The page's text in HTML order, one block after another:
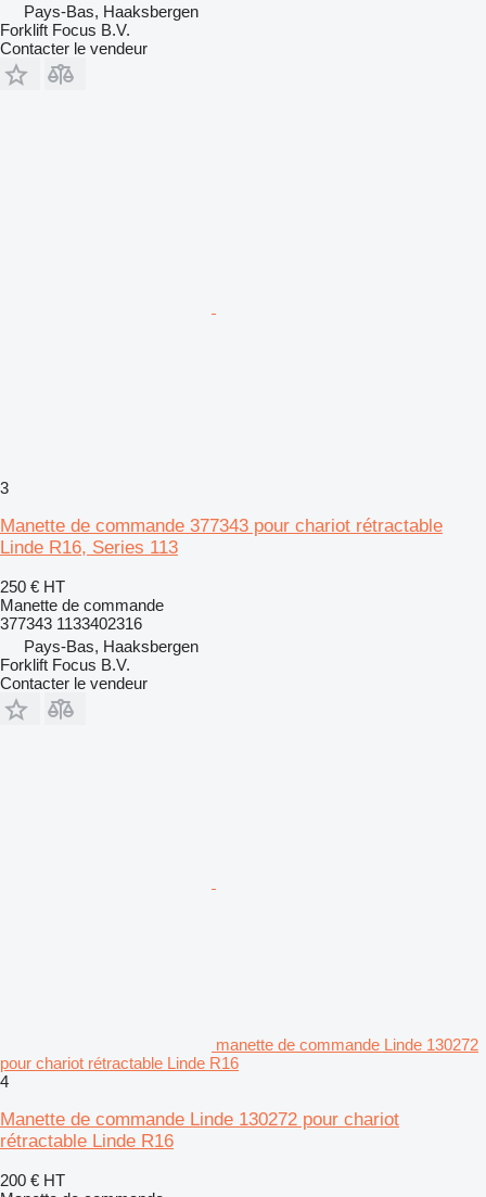
Pays-Bas, Haaksbergen
Forklift Focus B.V.
Contacter le vendeur
3
Manette de commande 377343 pour chariot rétractable
Linde R16, Series 113
250 € HT
Manette de commande
377343 1133402316
Pays-Bas, Haaksbergen
Forklift Focus B.V.
Contacter le vendeur
manette de commande Linde 130272
pour chariot rétractable Linde R16
4
Manette de commande Linde 130272 pour chariot
rétractable Linde R16
200 € HT